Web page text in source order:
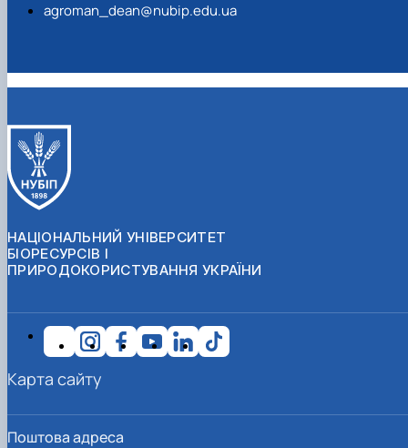
agroman_dean@nubip.edu.ua
НАЦІОНАЛЬНИЙ УНІВЕРСИТЕТ
БІОРЕСУРСІВ І
ПРИРОДОКОРИСТУВАННЯ УКРАЇНИ
Поштова адреса
Карта сайту